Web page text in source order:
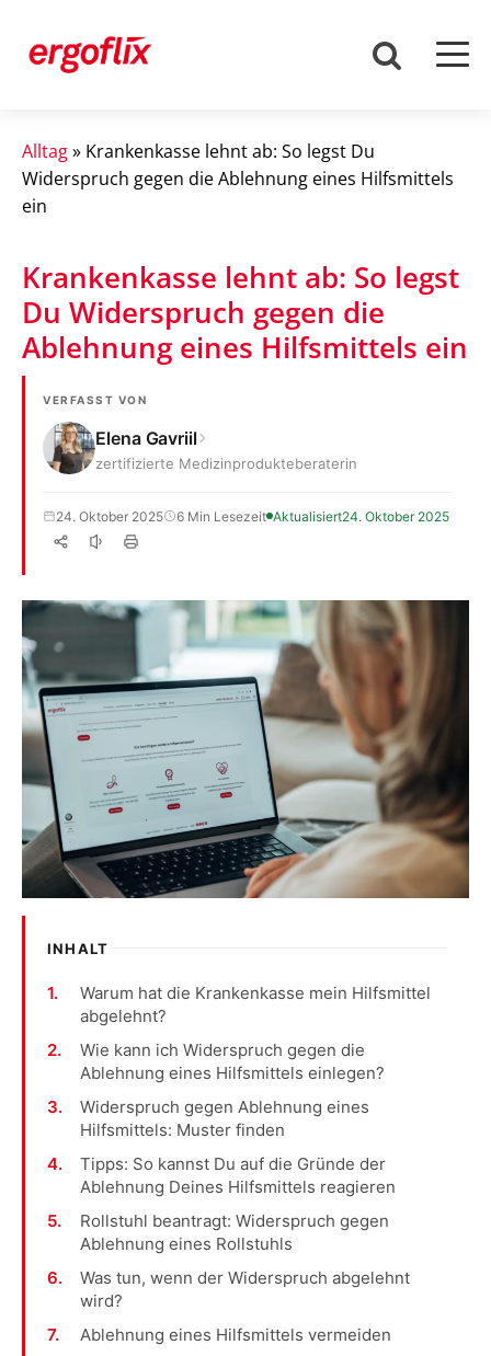
Alltag» Krankenkasse lehnt ab: So legst Du
Widerspruch gegen die Ablehnung eines Hilfsmittels
ein
Krankenkasse lehnt ab: So legst
Du Widerspruch gegen die
Ablehnung eines Hilfsmittels ein
VERFASST VON
Elena Gavriil
zertifizierte Medizinprodukteberaterin
24. Oktober 2025 6 Min Lesezeit Aktualisiert24. Oktober 2025
INHALT
Warum hat die Krankenkasse mein Hilfsmittel
abgelehnt?
Wie kann ich Widerspruch gegen die
Ablehnung eines Hilfsmittels einlegen?
Widerspruch gegen Ablehnung eines
Hilfsmittels: Muster finden
Tipps: So kannst Du auf die Gründe der
Ablehnung Deines Hilfsmittels reagieren
Rollstuhl beantragt: Widerspruch gegen
Ablehnung eines Rollstuhls
Was tun, wenn der Widerspruch abgelehnt
wird?
Ablehnung eines Hilfsmittels vermeiden